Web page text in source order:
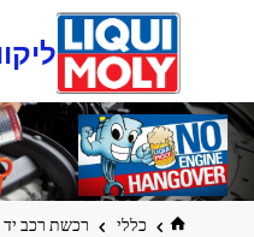
כללי רכשת רכב יד